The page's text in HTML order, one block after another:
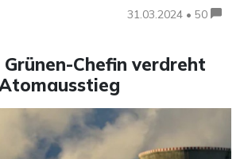
31.03.2024 • 50
Grünen-Chefin verdreht